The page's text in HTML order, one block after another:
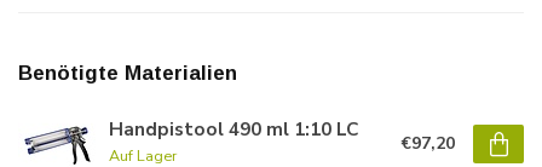
Benötigte Materialien
Handpistool 490 ml 1:10 LC
Auf Lager
€97,20